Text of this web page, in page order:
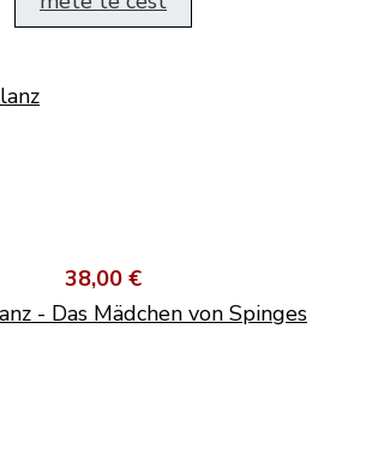
38,00 €
- Das Mädchen von Spinges